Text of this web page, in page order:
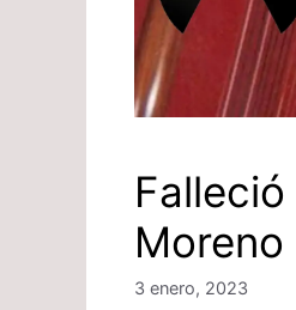
3 enero, 2023